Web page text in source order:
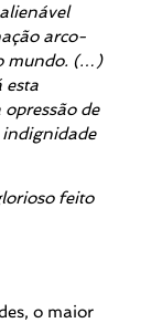
arco-
mundo. (…)
esta
de
indignidade
feito
o maior